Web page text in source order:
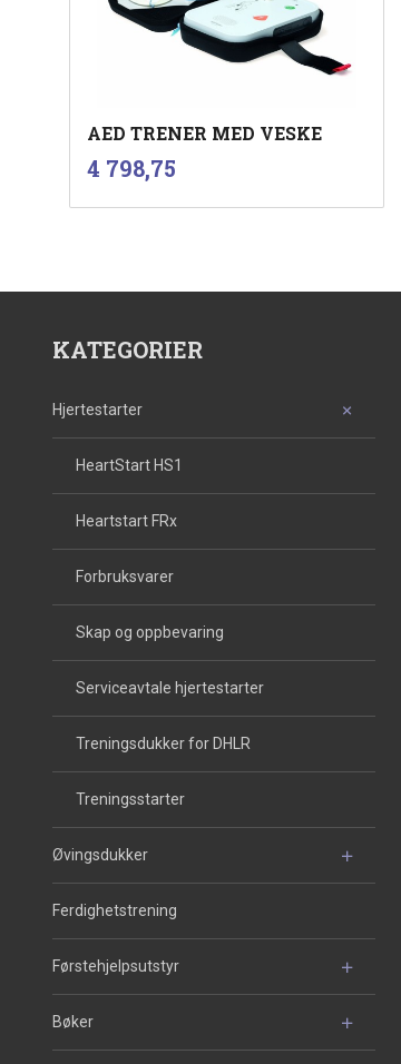
AED TRENER MED VESKE
Pris
4 798,75
KATEGORIER
Hjertestarter
HeartStart HS1
Heartstart FRx
Forbruksvarer
Skap og oppbevaring
Serviceavtale hjertestarter
Treningsdukker for DHLR
Treningsstarter
Øvingsdukker
Ferdighetstrening
Førstehjelpsutstyr
Bøker